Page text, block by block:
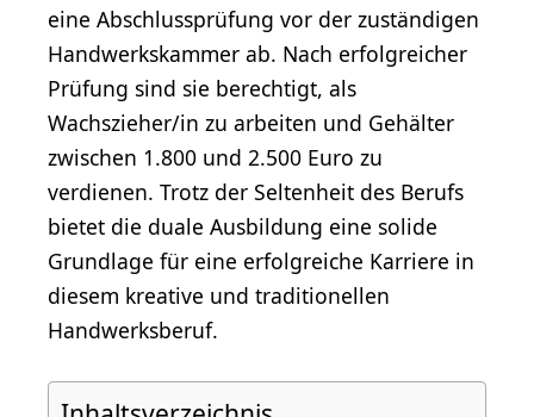
eine Abschlussprüfung vor der zuständigen
Handwerkskammer ab. Nach erfolgreicher
Prüfung sind sie berechtigt, als
Wachszieher/in zu arbeiten und Gehälter
zwischen 1.800 und 2.500 Euro zu
verdienen. Trotz der Seltenheit des Berufs
bietet die duale Ausbildung eine solide
Grundlage für eine erfolgreiche Karriere in
diesem kreative und traditionellen
Handwerksberuf.